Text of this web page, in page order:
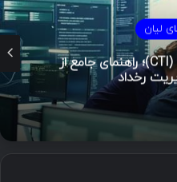
لیان
هوش تهدیدات سایبری (CTI)؛ راهنمای جامع از
رخداد